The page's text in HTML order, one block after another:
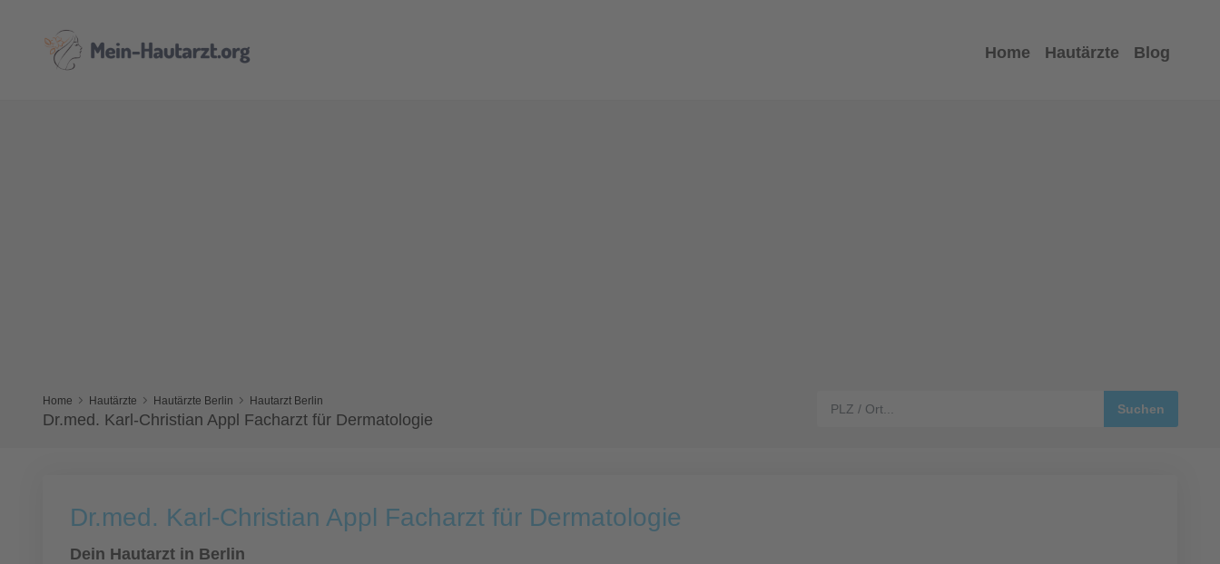
Home Hautärzte Blog
Home Hautärzte Hautärzte Berlin Hautarzt Berlin
Dr.med. Karl-Christian Appl Facharzt für Dermatologie
Dr.med. Karl-Christian Appl Facharzt für Dermatologie
Dein Hautarzt in Berlin